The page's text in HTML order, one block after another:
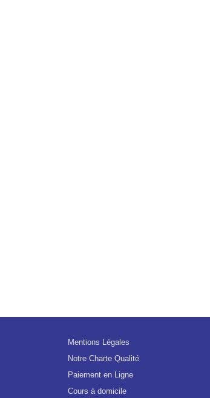
Mentions Légales
Notre Charte Qualité
Paiement en Ligne
Cours à domicile